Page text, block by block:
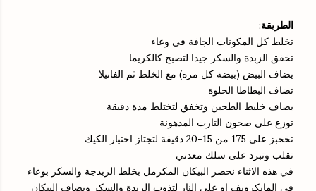
الطريقة:
تخلط كل المكونات الجافة في وعاء
تخفق الزبدة والسكر جيدا لتصبح كالكريما
يضاف البيض (بيضة كل مرة) مع الخلط ثم الفانيلا
تضاف البطاطا الحلوة
يضاف خليط الطحين وتخفق لتختلط مدة دقيقة
توزع على صحون التارت المدهونة
تخحبز على 175 من 15-20 دقيقة لتجتاز اختبار الكيك
تقلب وتبرد على سلك معدني
في هذه الاثناء نحضر البيكان المكرمل بخلط الزبدجة والسكر بوعاء
في المايكرويف او على النار لتذوب الزبدة والسكر ويضاف البيكان